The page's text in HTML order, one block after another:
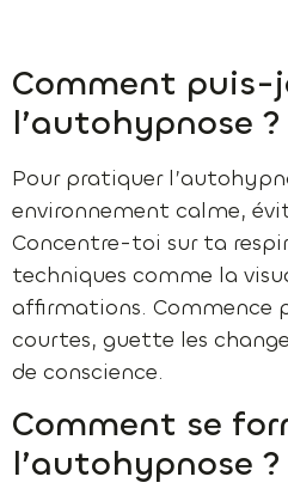
Comment puis-
l’autohypnose ?
Pour pratiquer
environnement calme,
Concentre-toi sur ta
techniques comme la
affirmations. Commence
courtes, guette les
de conscience.
Comment se
l’autohypnose ?